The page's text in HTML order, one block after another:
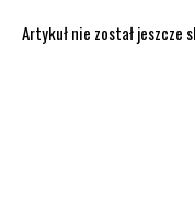
Artykuł nie został jeszcze